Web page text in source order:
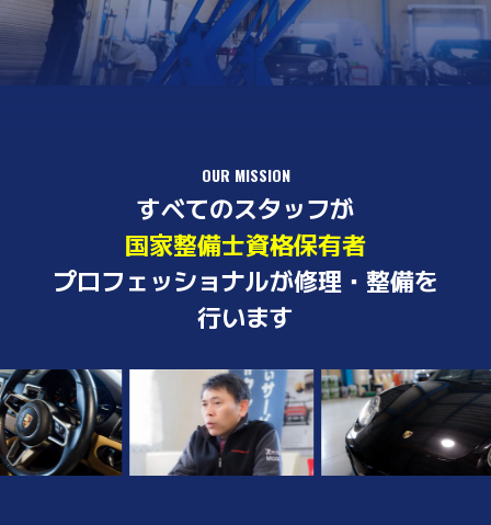
OUR MISSION
すべてのスタッフが
国家整備士資格保有者
プロフェッショナルが修理・整備を
行います